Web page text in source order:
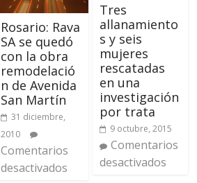
Rosario: Rava
SA se quedó
con la obra
remodelació
n de Avenida
San Martín
31 diciembre,
2010
Comentarios
desactivados
Tres
allanamiento
s y seis
mujeres
rescatadas
en una
investigación
por trata
9 octubre, 2015
Comentarios
desactivados